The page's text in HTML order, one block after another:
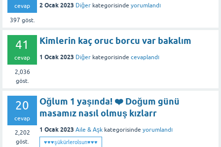
cevap
397 göst.
2 Ocak 2023 Diğer kategorisinde yorumlandı
41
cevap
2,036
göst.
Kimlerin kaç oruc borcu var bakalım
1 Ocak 2023 Diğer kategorisinde cevaplandı
20
cevap
2,202
göst.
Oğlum 1 yaşında! ❤️ Doğum günü
masamız nasıl olmuş kızlarr
1 Ocak 2023 Aile & Aşk kategorisinde yorumlandı
♥️♥️♥️şükürlerolsun♥️♥️♥️